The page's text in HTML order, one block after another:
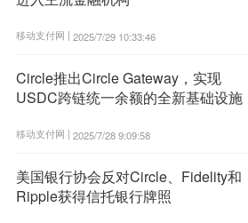
移动支付网 | 2025/7/29 10:33:46
Circle推出Circle Gateway，实现
USDC跨链统一余额的全新基础设施
移动支付网 | 2025/7/28 9:09:58
美国银行协会反对Circle、Fidelity和
Ripple获得信托银行牌照